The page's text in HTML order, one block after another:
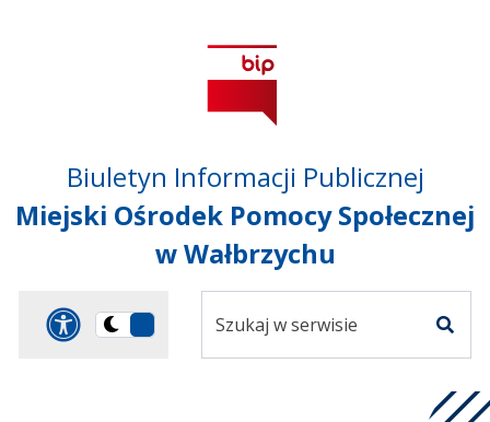
Przejdź do
głównego menu
Przejdź do treści
Przejdź do mapy
serwisu
Biuletyn Informacji Publicznej
Miejski Ośrodek Pomocy Społecznej
w Wałbrzychu
Panel dostosowania
Przełącz
serwisie